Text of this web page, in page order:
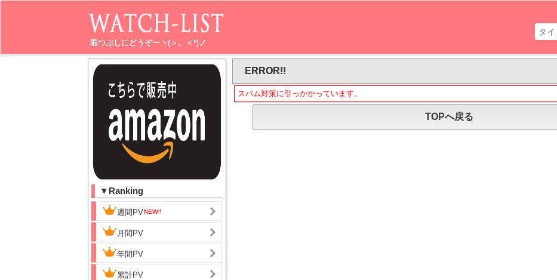
暇つぶしにどうぞーヽ(＞。＜*)ノ
▼Ranking
週間PV
月間PV
年間PV
累計PV
ERROR!!
スパム対策に引っかかっています。
TOPへ戻る